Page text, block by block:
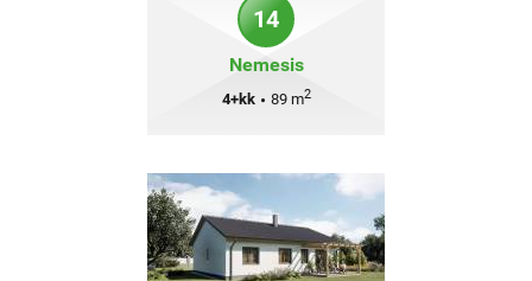
14
Nemesis
4+kk • 89 m2